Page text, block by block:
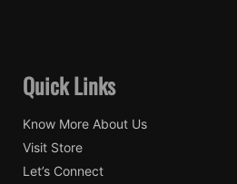
Quick Links
Know More About Us
Visit Store
Let’s Connect